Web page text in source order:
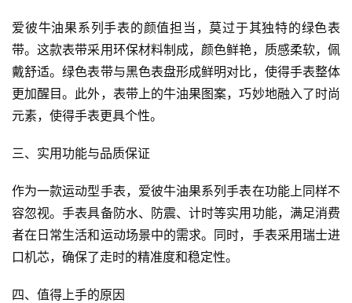
爱彼牛油果系列手表的颜值担当，莫过于其独特的绿色表
带。这款表带采用环保材料制成，颜色鲜艳，质感柔软，佩
戴舒适。绿色表带与黑色表盘形成鲜明对比，使得手表整体
更加醒目。此外，表带上的牛油果图案，巧妙地融入了时尚
元素，使得手表更具个性。
三、实用功能与品质保证
作为一款运动型手表，爱彼牛油果系列手表在功能上同样不
容忽视。手表具备防水、防震、计时等实用功能，满足消费
者在日常生活和运动场景中的需求。同时，手表采用瑞士进
口机芯，确保了走时的精准度和稳定性。
四、值得上手的原因